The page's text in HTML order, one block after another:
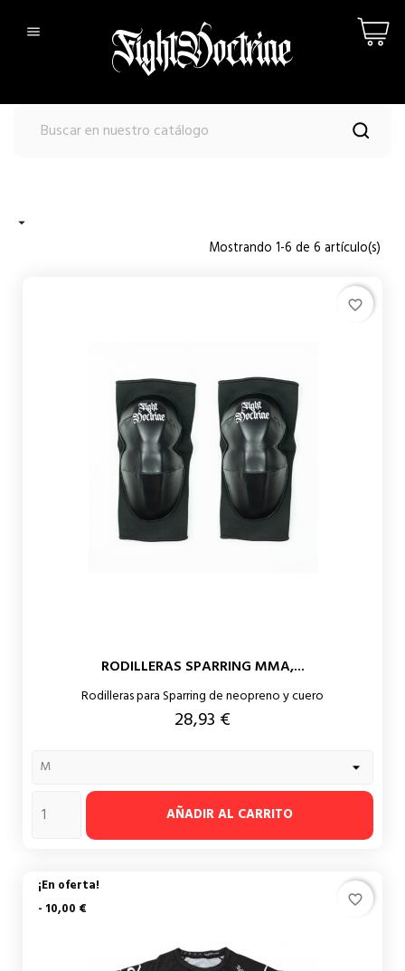


Mostrando 1-6 de 6 artículo(s)
RODILLERAS SPARRING MMA,...
Rodilleras para Sparring de neopreno y cuero
Precio
28,93 €
AÑADIR AL CARRITO
favorite_border
¡En oferta!
- 10,00 €
favorite_border